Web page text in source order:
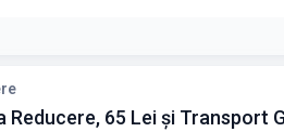
un cupon de livrare gratuita la
Reducere, 65 Lei și Transport